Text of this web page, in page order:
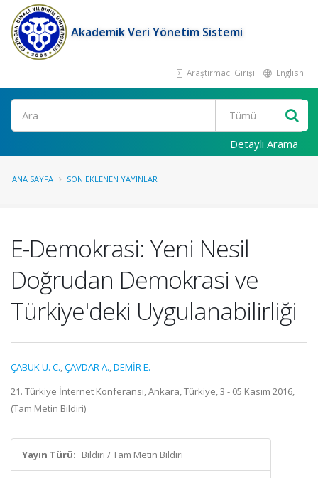
Akademik Veri Yönetim Sistemi
Araştırmacı Girişi English
Ara
Detaylı Arama
ANA SAYFA SON EKLENEN YAYINLAR
E-Demokrasi: Yeni Nesil
Doğrudan Demokrasi ve
Türkiye'deki Uygulanabilirliği
ÇABUK U. C.,ÇAVDAR A.,DEMİR E.
21. Türkiye İnternet Konferansı, Ankara, Türkiye, 3 - 05 Kasım 2016,
(Tam Metin Bildiri)
Yayın Türü: Bildiri / Tam Metin Bildiri